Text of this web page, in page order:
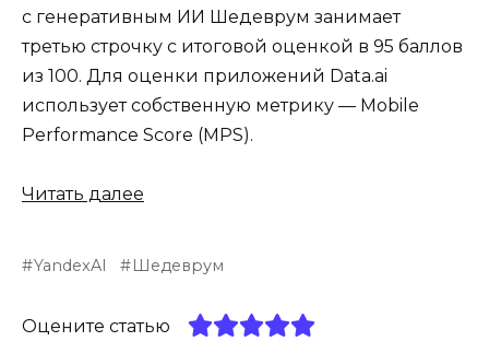
с генеративным ИИ Шедеврум занимает
третью строчку с итоговой оценкой в 95 баллов
из 100. Для оценки приложений Data.ai
использует собственную метрику — Mobile
Performance Score (MPS).
Читать далее
YandexAI Шедеврум
Оцените статью